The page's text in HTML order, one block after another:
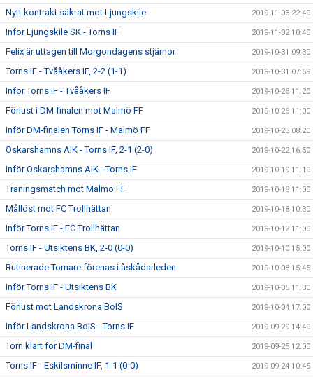
Nytt kontrakt säkrat mot Ljungskile 2019-11-03 22:40
Inför Ljungskile SK - Torns IF 2019-11-02 10:40
Felix är uttagen till Morgondagens stjärnor 2019-10-31 09:30
Torns IF - Tvååkers IF, 2-2 (1-1) 2019-10-31 07:59
Inför Torns IF - Tvååkers IF 2019-10-26 11:20
Förlust i DM-finalen mot Malmö FF 2019-10-26 11:00
Inför DM-finalen Torns IF - Malmö FF 2019-10-23 08:20
Oskarshamns AIK - Torns IF, 2-1 (2-0) 2019-10-22 16:50
Inför Oskarshamns AIK - Torns IF 2019-10-19 11:10
Träningsmatch mot Malmö FF 2019-10-18 11:00
Mållöst mot FC Trollhättan 2019-10-18 10:30
Inför Torns IF - FC Trollhättan 2019-10-12 11:00
Torns IF - Utsiktens BK, 2-0 (0-0) 2019-10-10 15:00
Rutinerade Tornare förenas i åskådarleden 2019-10-08 15:45
Inför Torns IF - Utsiktens BK 2019-10-05 11:30
Förlust mot Landskrona BoIS 2019-10-04 17:00
Inför Landskrona BoIS - Torns IF 2019-09-29 14:40
Torn klart för DM-final 2019-09-25 12:00
Torns IF - Eskilsminne IF, 1-1 (0-0) 2019-09-24 10:45